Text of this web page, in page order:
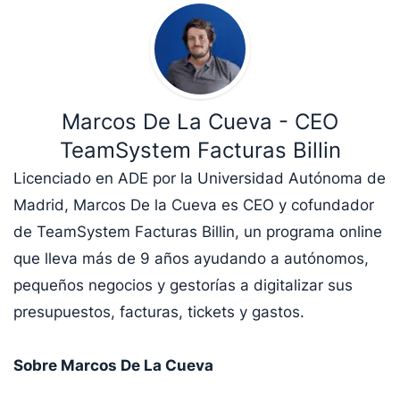
Marcos De La Cueva - CEO
TeamSystem Facturas Billin
Licenciado en ADE por la Universidad Autónoma de
Madrid, Marcos De la Cueva es CEO y cofundador
de TeamSystem Facturas Billin, un programa online
que lleva más de 9 años ayudando a autónomos,
pequeños negocios y gestorías a digitalizar sus
presupuestos, facturas, tickets y gastos.
Sobre Marcos De La Cueva